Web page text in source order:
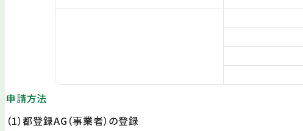
申請方法
（1）都登録AG（事業者）の登録